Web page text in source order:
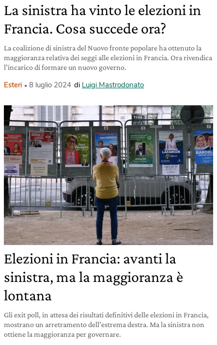
La sinistra ha vinto le elezioni in
Francia. Cosa succede ora?
La coalizione di sinistra del Nuovo fronte popolare ha ottenuto la
maggioranza relativa dei seggi alle elezioni in Francia. Ora rivendica
l’incarico di formare un nuovo governo.
Esteri 8 luglio 2024 di Luigi Mastrodonato
Elezioni in Francia: avanti la
sinistra, ma la maggioranza è
lontana
Gli exit poll, in attesa dei risultati definitivi delle elezioni in Francia,
mostrano un arretramento dell’estrema destra. Ma la sinistra non
ottiene la maggioranza per governare.